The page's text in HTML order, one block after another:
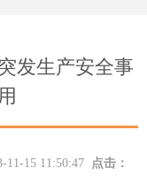
发生产安全事
11-15 11:50:47
点击：